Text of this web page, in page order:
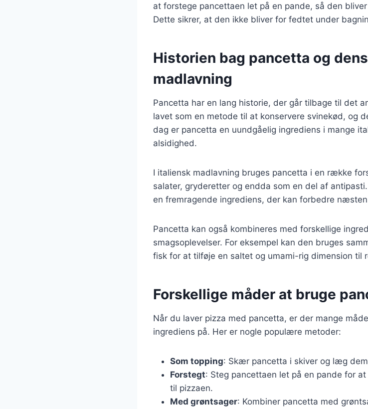
at forstege pancettaen let på en pande, så den
Dette sikrer, at den ikke bliver for fedtet under
Historien bag pancetta og
madlavning
Pancetta har en lang historie, der går tilbage til det
lavet som en metode til at konservere svinekød, og
dag er pancetta en uundgåelig ingrediens i mange
alsidighed.
I italiensk madlavning bruges pancetta i en række
salater, gryderetter og endda som en del af
en fremragende ingrediens, der kan forbedre
Pancetta kan også kombineres med forskellige
smagsoplevelser. For eksempel kan den bruges
fisk for at tilføje en saltet og umami-rig dimension til
Forskellige måder at bruge
Når du laver pizza med pancetta, er der mange
ingrediens på. Her er nogle populære metoder:
Som topping: Skær pancetta i skiver og læg
Forstegt: Steg pancettaen let på en pande for
til pizzaen.
Med grøntsager: Kombiner pancetta med